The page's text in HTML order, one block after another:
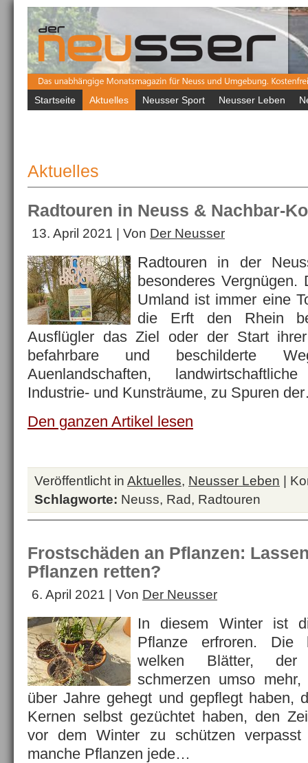
Startseite Aktuelles Neusser Sport Neusser Leben
Aktuelles
Radtouren in Neuss & Nachbar-
13. April 2021 | Von Der Neusser
Radtouren in der
besonderes
Umland ist immer eine
die Erft den Rhein
Ausflügler das Ziel oder der Start
befahrbare und beschilderte
Auenlandschaften,
Industrie- und Kunsträume, zu Spuren
Den ganzen Artikel lesen
Veröffentlicht in Aktuelles, Neusser Leben |
Schlagworte: Neuss, Rad, Radtouren
Frostschäden an Pflanzen:
Pflanzen retten?
6. April 2021 | Von Der Neusser
In diesem Winter ist
Pflanze erfroren. Die
welken Blätter, der
schmerzen umso
über Jahre gehegt und gepflegt haben,
Kernen selbst gezüchtet haben, den
vor dem Winter zu schützen
manche Pflanzen jede…